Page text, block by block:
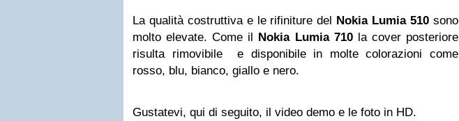
La qualità costruttiva e le rifiniture del Nokia Lumia 510 sono
molto elevate. Come il Nokia Lumia 710la cover posteriore
risulta rimovibile e disponibile in molte colorazioni come
rosso, blu, bianco, giallo e nero.
Gustatevi, qui di seguito, il video demo e le foto in HD.